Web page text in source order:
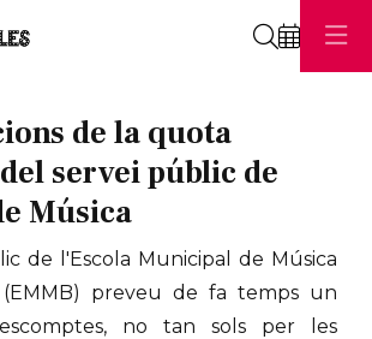
de la quota
servei públic de
Música
de l'Escola Municipal de Música
(EMMB) preveu de fa temps un
no tan sols per les